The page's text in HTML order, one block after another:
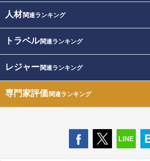
人材関連ランキング
トラベル関連ランキング
レジャー関連ランキング
専門家評価関連ランキング